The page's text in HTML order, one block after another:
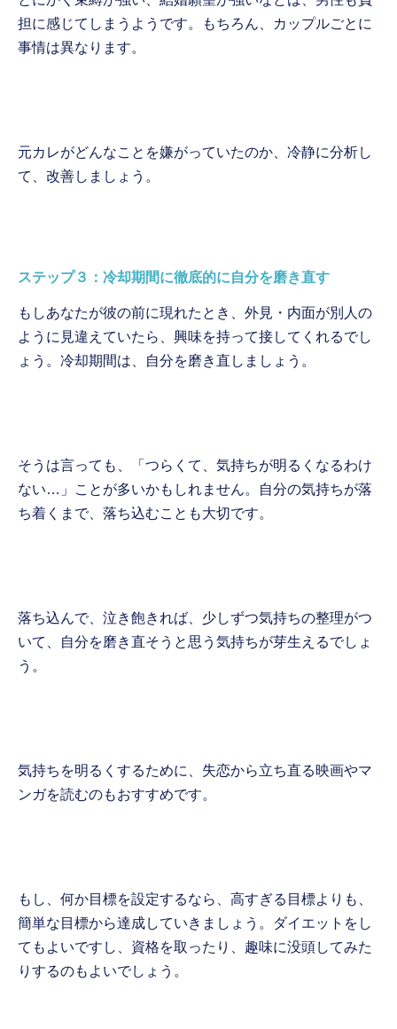
担に感じてしまうようです。もちろん、カップルごとに
事情は異なります。
元カレがどんなことを嫌がっていたのか、冷静に分析し
て、改善しましょう。
ステップ３：冷却期間に徹底的に自分を磨き直す
もしあなたが彼の前に現れたとき、外見・内面が別人の
ように見違えていたら、興味を持って接してくれるでし
ょう。冷却期間は、自分を磨き直しましょう。
そうは言っても、「つらくて、気持ちが明るくなるわけ
ない…」ことが多いかもしれません。自分の気持ちが落
ち着くまで、落ち込むことも大切です。
落ち込んで、泣き飽きれば、少しずつ気持ちの整理がつ
いて、自分を磨き直そうと思う気持ちが芽生えるでしょ
う。
気持ちを明るくするために、失恋から立ち直る映画やマ
ンガを読むのもおすすめです。
もし、何か目標を設定するなら、高すぎる目標よりも、
簡単な目標から達成していきましょう。ダイエットをし
てもよいですし、資格を取ったり、趣味に没頭してみた
りするのもよいでしょう。